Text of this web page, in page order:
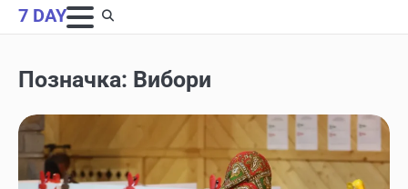
Skip
to
7 DAY
Позначка: Вибори